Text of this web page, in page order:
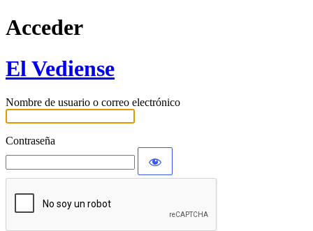
Acceder
El Vediense
Nombre de usuario o correo electrónico
Contraseña